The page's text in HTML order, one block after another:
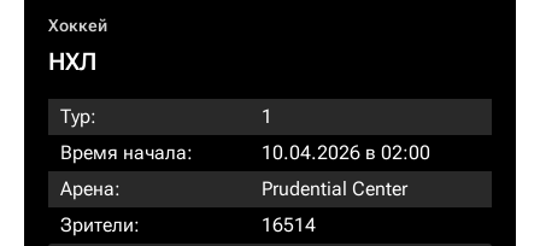
Хоккей
НХЛ
Тур:
1
Время начала:
10.04.2026 в 02:00
Арена:
Prudential Center
Зрители:
16514